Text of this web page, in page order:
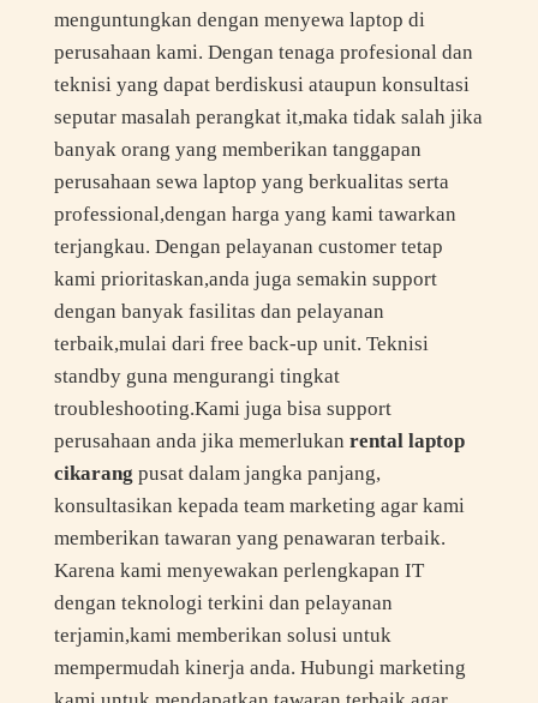
menguntungkan dengan menyewa laptop di
perusahaan kami. Dengan tenaga profesional dan
teknisi yang dapat berdiskusi ataupun konsultasi
seputar masalah perangkat it,maka tidak salah jika
banyak orang yang memberikan tanggapan
perusahaan sewa laptop yang berkualitas serta
professional,dengan harga yang kami tawarkan
terjangkau. Dengan pelayanan customer tetap
kami prioritaskan,anda juga semakin support
dengan banyak fasilitas dan pelayanan
terbaik,mulai dari free back-up unit. Teknisi
standby guna mengurangi tingkat
troubleshooting.Kami juga bisa support
perusahaan anda jika memerlukan rental laptop
cikarang pusat dalam jangka panjang,
konsultasikan kepada team marketing agar kami
memberikan tawaran yang penawaran terbaik.
Karena kami menyewakan perlengkapan IT
dengan teknologi terkini dan pelayanan
terjamin,kami memberikan solusi untuk
mempermudah kinerja anda. Hubungi marketing